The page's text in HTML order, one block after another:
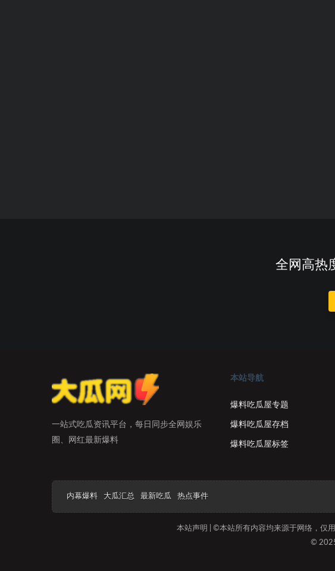
全网高热
一站式吃瓜资讯平台，每日同步全网娱乐
圈、网红最新爆料
本站导航
爆料吃瓜屋专题
爆料吃瓜屋存档
爆料吃瓜屋标签
内幕爆料 大瓜汇总 最新吃瓜 热点事件
本站声明 | ©本站所有内容均来源于网络，仅
©